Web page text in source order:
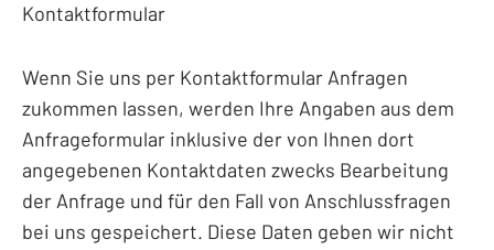
Kontaktformular
Wenn Sie uns per Kontaktformular Anfragen
zukommen lassen, werden Ihre Angaben aus dem
Anfrageformular inklusive der von Ihnen dort
angegebenen Kontaktdaten zwecks Bearbeitung
der Anfrage und für den Fall von Anschlussfragen
bei uns gespeichert. Diese Daten geben wir nicht